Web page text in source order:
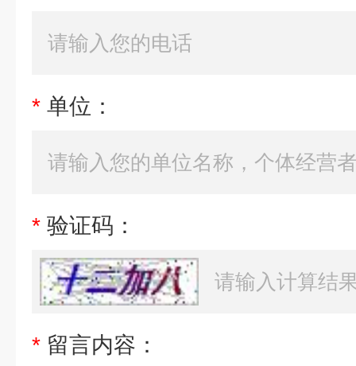
* 单位：
* 验证码：
* 留言内容：